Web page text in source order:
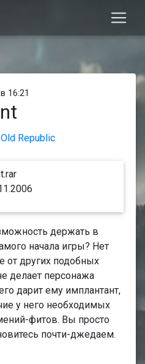
16:21
Republic
держать в
начала игры? Нет
от других подобных
делает персонажа
дарит ему имплантант,
у него необходимых
фитов. Вы просто
почти-джедаем.